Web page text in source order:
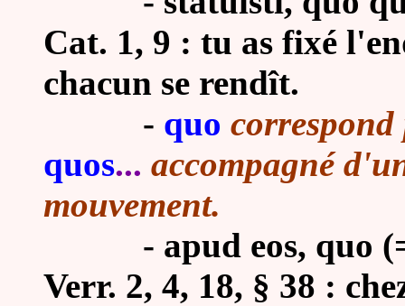
Cat. 1, 9 : tu as fixé
chacun se rendît.
- quo
quos... accompagné
mouvement.
- apud eos, quo (=
Verr. 2, 4, 18, § 38 :